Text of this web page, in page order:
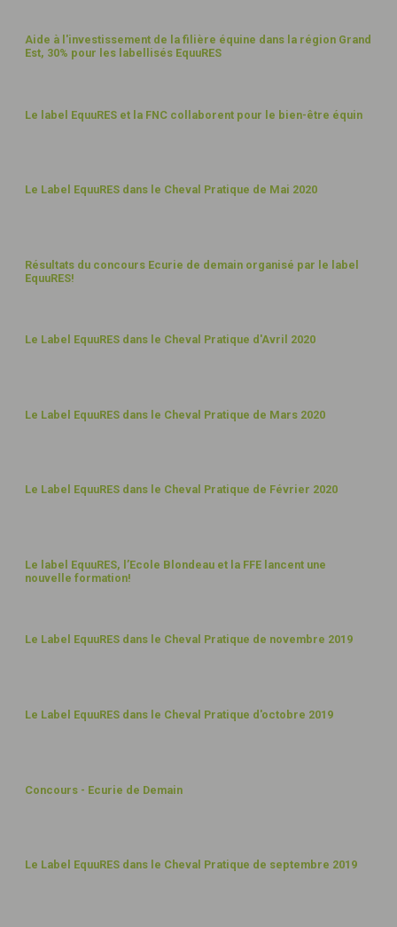
21
JUIL 20
Aide à l'investissement de la filière équine dans la région Grand
Est, 30% pour les labellisés EquuRES
9
Le label EquuRES et la FNC collaborent pour le bien-être équin
12
Le Label EquuRES dans le Cheval Pratique de Mai 2020
28
AVR20
Résultats du concours Ecurie de demain organisé par le label
EquuRES!
28
Le Label EquuRES dans le Cheval Pratique d'Avril 2020
30
Le Label EquuRES dans le Cheval Pratique de Mars 2020
13
Le Label EquuRES dans le Cheval Pratique de Février 2020
6
DÉC19
Le label EquuRES, l’Ecole Blondeau et la FFE lancent une
nouvelle formation!
4
Le Label EquuRES dans le Cheval Pratique de novembre 2019
15
Le Label EquuRES dans le Cheval Pratique d'octobre 2019
12
Concours - Ecurie de Demain
4
Le Label EquuRES dans le Cheval Pratique de septembre 2019